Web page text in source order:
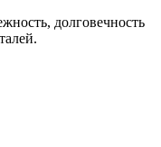
долговечность